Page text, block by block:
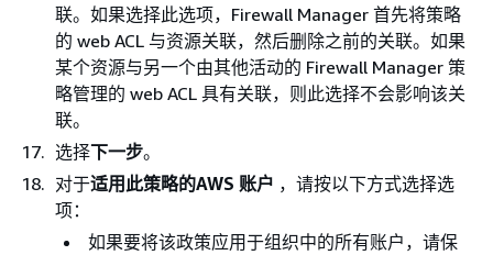
联。如果选择此选项，Firewall Manager 首先将策略
的 web ACL 与资源关联，然后删除之前的关联。如果
某个资源与另一个由其他活动的 Firewall Manager 策
略管理的 web ACL 具有关联，则此选择不会影响该关
联。
选择下一步。
对于适用此策略的AWS 账户 ，请按以下方式选择选
项：
如果要将该政策应用于组织中的所有账户，请保